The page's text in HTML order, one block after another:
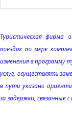
Туристическая фирма
поездок по мере
изменения в программу
услуг, осуществлять
в пути указано
за задержки, связанные